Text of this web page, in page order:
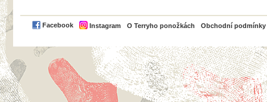
Facebook Instagram O Terryho ponožkách Obchodní podmínky
PayPal